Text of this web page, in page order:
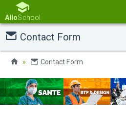
AlloSchool
Contact Form
Contact Form